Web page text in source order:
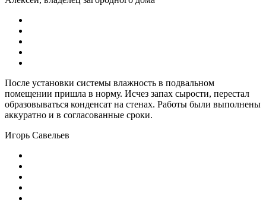
После установки системы влажность в подвальном
помещении пришла в норму. Исчез запах сырости, перестал
образовываться конденсат на стенах. Работы были выполнены
аккуратно и в согласованные сроки.
Игорь Савельев